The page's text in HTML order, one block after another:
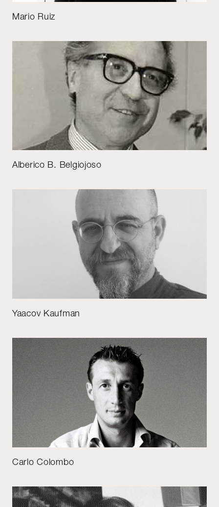
Mario Ruiz
Alberico B. Belgiojoso
Yaacov Kaufman
Carlo Colombo